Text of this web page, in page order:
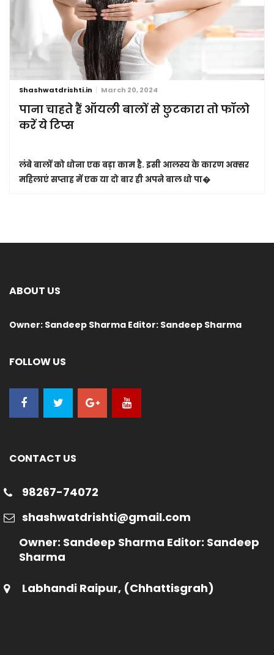
Shashwatdrishti.in March 20, 2024
पाना चाहते हैं ऑयली बालों से छुटकारा तो फॉलो
करें ये टिप्स
लंबे बालों को धोना एक बड़ा काम है. इसी आलस्य के कारण अक्सर
महिलाएं सप्ताह में एक या दो बार ही अपने बाल धो पा�
ABOUT US
Owner: Sandeep Sharma Editor: Sandeep Sharma
FOLLOW US
CONTACT US
98267-74072
shashwatdrishti@gmail.com
Owner: Sandeep Sharma Editor: Sandeep
Sharma
Labhandi Raipur, (Chhattisgrah)